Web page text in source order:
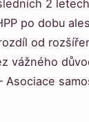
2
po dobu
od
vážného
Asociace